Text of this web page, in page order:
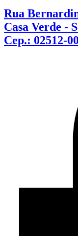
Rua
Casa Verde -
Cep.: 02512-